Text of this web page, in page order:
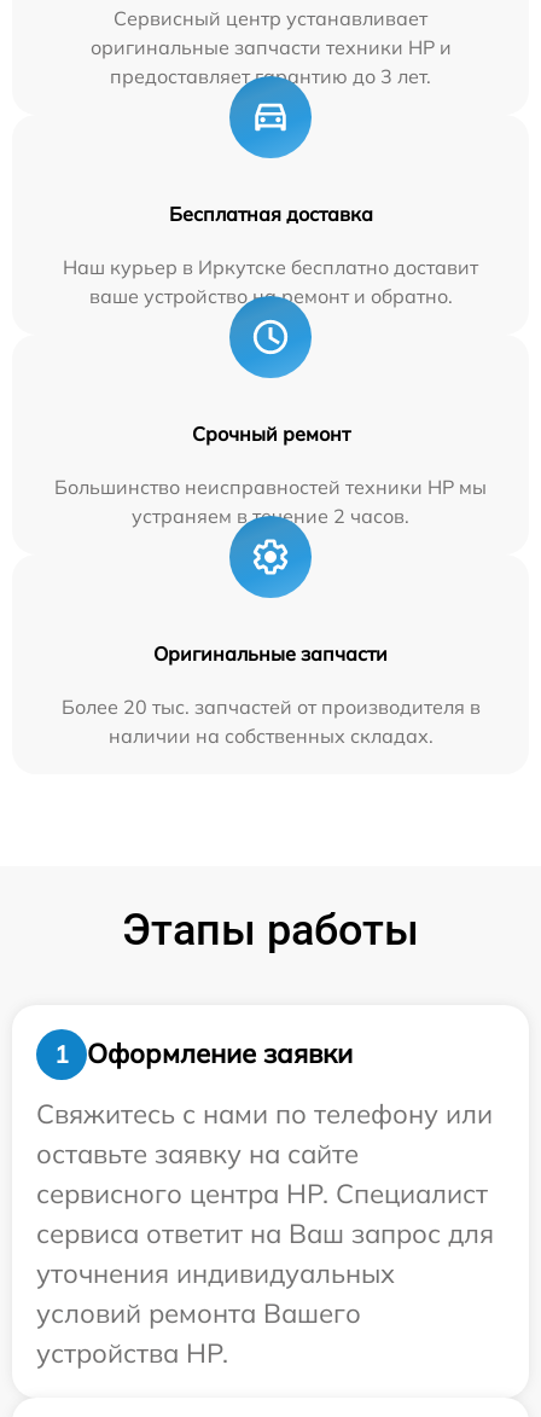
Сервисный центр устанавливает
оригинальные запчасти техники HP и
предоставляет гарантию до 3 лет.
Бесплатная доставка
Наш курьер в Иркутске бесплатно доставит
ваше устройство на ремонт и обратно.
Срочный ремонт
Большинство неисправностей техники HP мы
устраняем в течение 2 часов.
Оригинальные запчасти
Более 20 тыс. запчастей от производителя в
наличии на собственных складах.
Этапы работы
1
Оформление заявки
Свяжитесь с нами по телефону или
оставьте заявку на сайте
сервисного центра HP. Специалист
сервиса ответит на Ваш запрос для
уточнения индивидуальных
условий ремонта Вашего
устройства HP.